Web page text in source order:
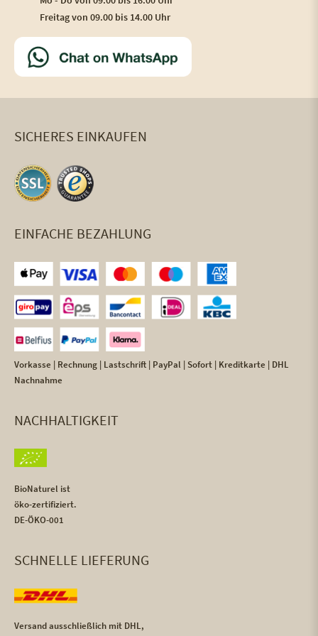
Freitag von 09.00 bis 14.00 Uhr
SICHERES EINKAUFEN
EINFACHE BEZAHLUNG
Vorkasse | Rechnung | Lastschrift | PayPal | Sofort | Kreditkarte | DHL
Nachnahme
NACHHALTIGKEIT
BioNaturel ist
öko-zertifiziert.
DE-ÖKO-001
SCHNELLE LIEFERUNG
Versand ausschließlich mit DHL,